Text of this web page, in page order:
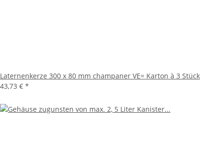
Laternenkerze 300 x 80 mm champaner VE= Karton à 3 Stück
43,73 € *